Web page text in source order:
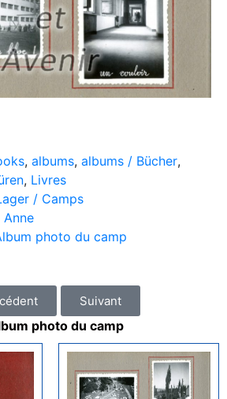
, albums, albums / Bücher,
, Livres
/ Camps
photo du camp
Suivant
photo du camp